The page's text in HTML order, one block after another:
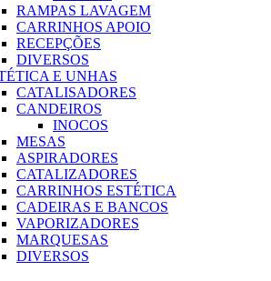
RAMPAS LAVAGEM
CARRINHOS APOIO
RECEPÇÕES
DIVERSOS
E UNHAS
CATALISADORES
CANDEIROS
INOCOS
MESAS
ASPIRADORES
CATALIZADORES
CARRINHOS ESTÉTICA
CADEIRAS E BANCOS
VAPORIZADORES
MARQUESAS
DIVERSOS